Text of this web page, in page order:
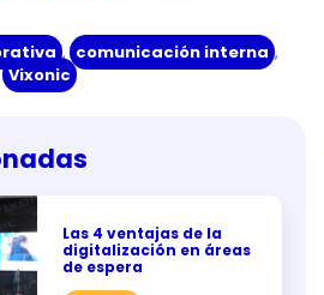
, comunicación interna ,
Vixonic
Las 4 ventajas de la
digitalización en áreas
de espera